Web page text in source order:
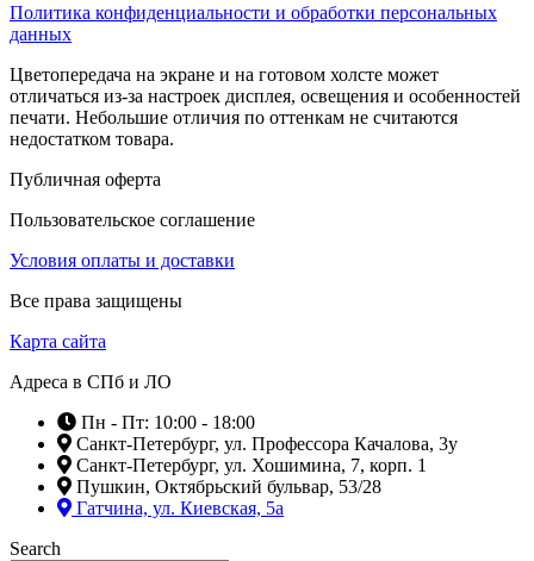
Политика конфиденциальности и обработки персональных
данных
Цветопередача на экране и на готовом холсте может
отличаться из-за настроек дисплея, освещения и особенностей
печати. Небольшие отличия по оттенкам не считаются
недостатком товара.
Публичная оферта
Пользовательское соглашение
Условия оплаты и доставки
Все права защищены
Карта сайта
Адреса в СПб и ЛО
Пн - Пт: 10:00 - 18:00
Санкт-Петербург, ул. Профессора Качалова, 3у
Санкт-Петербург, ул. Хошимина, 7, корп. 1
Пушкин, Октябрьский бульвар, 53/28
Гатчина, ул. Киевская, 5а
Search